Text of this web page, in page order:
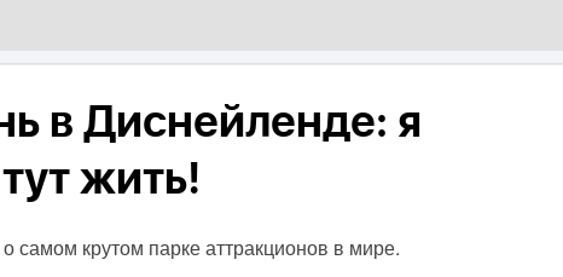
в Диснейленде: я
жить!
самом крутом парке аттракционов в мире.